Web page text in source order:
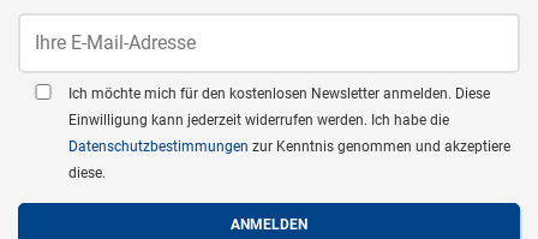
Ich möchte mich für den kostenlosen Newsletter anmelden. Diese
Einwilligung kann jederzeit widerrufen werden. Ich habe die
Datenschutzbestimmungen zur Kenntnis genommen und akzeptiere
diese.